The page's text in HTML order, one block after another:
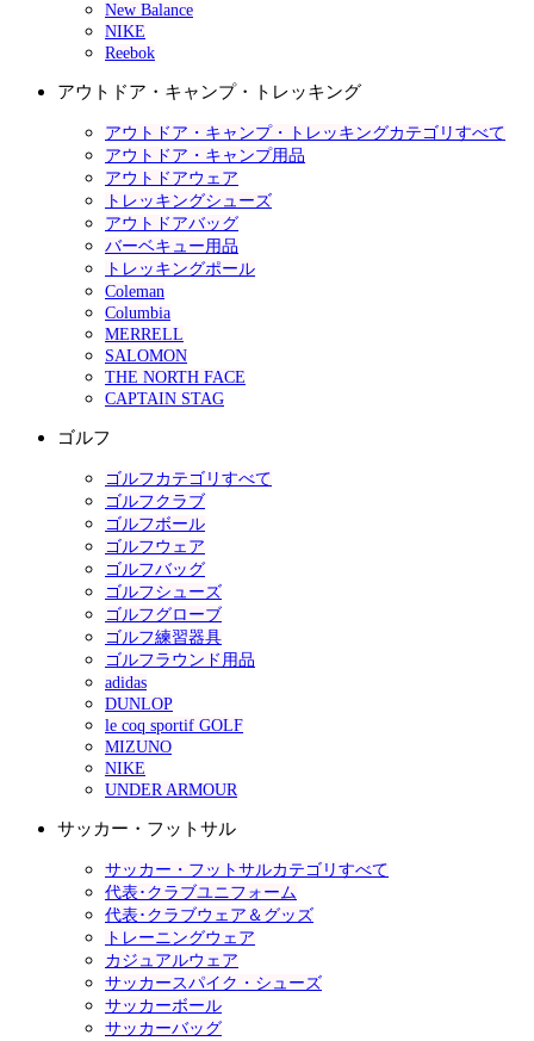
New Balance
NIKE
Reebok
アウトドア・キャンプ・トレッキング
アウトドア・キャンプ・トレッキングカテゴリすべて
アウトドア・キャンプ用品
アウトドアウェア
トレッキングシューズ
アウトドアバッグ
バーベキュー用品
トレッキングポール
Coleman
Columbia
MERRELL
SALOMON
THE NORTH FACE
CAPTAIN STAG
ゴルフ
ゴルフカテゴリすべて
ゴルフクラブ
ゴルフボール
ゴルフウェア
ゴルフバッグ
ゴルフシューズ
ゴルフグローブ
ゴルフ練習器具
ゴルフラウンド用品
adidas
DUNLOP
le coq sportif GOLF
MIZUNO
NIKE
UNDER ARMOUR
サッカー・フットサル
サッカー・フットサルカテゴリすべて
代表･クラブユニフォーム
代表･クラブウェア＆グッズ
トレーニングウェア
カジュアルウェア
サッカースパイク・シューズ
サッカーボール
サッカーバッグ